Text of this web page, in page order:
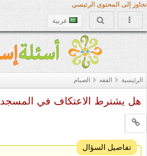
تجاوز إلى المحتوى الرئيسي
عربية
الرئيسية الفقه الصيام
هل يشترط الاعتكاف في المسجد
تفاصيل السؤال